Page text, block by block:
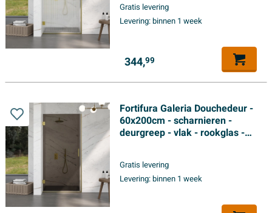
helder
Gratis levering
Levering:binnen 1 week
344,99
Fortifura Galeria Douchedeur -
60x200cm - scharnieren -
deurgreep - vlak - rookglas -
Gratis levering
Levering:binnen 1 week